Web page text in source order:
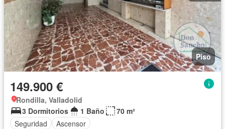
Piso
149.900 €
Rondilla, Valladolid
3 Dormitorios
1 Baño
70 m²
Seguridad
Ascensor